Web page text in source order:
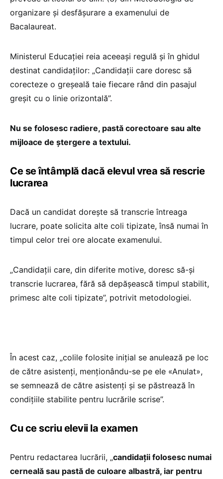
organizare şi desfăşurare a examenului de
Bacalaureat.
Ministerul Educației reia aceeași regulă și în ghidul
destinat candidaților: „Candidații care doresc să
corecteze o greșeală taie fiecare rând din pasajul
greșit cu o linie orizontală”.
Nu se folosesc radiere, pastă corectoare sau alte
mijloace de ștergere a textului.
Ce se întâmplă dacă elevul vrea să rescrie
lucrarea
Dacă un candidat dorește să transcrie întreaga
lucrare, poate solicita alte coli tipizate, însă numai în
timpul celor trei ore alocate examenului.
„Candidaţii care, din diferite motive, doresc să-şi
transcrie lucrarea, fără să depăşească timpul stabilit,
primesc alte coli tipizate”, potrivit metodologiei.
În acest caz, „colile folosite iniţial se anulează pe loc
de către asistenţi, menţionându-se pe ele «Anulat»,
se semnează de către asistenţi şi se păstrează în
condiţiile stabilite pentru lucrările scrise”.
Cu ce scriu elevii la examen
Pentru redactarea lucrării, „candidaţii folosesc numai
cerneală sau pastă de culoare albastră, iar pentru